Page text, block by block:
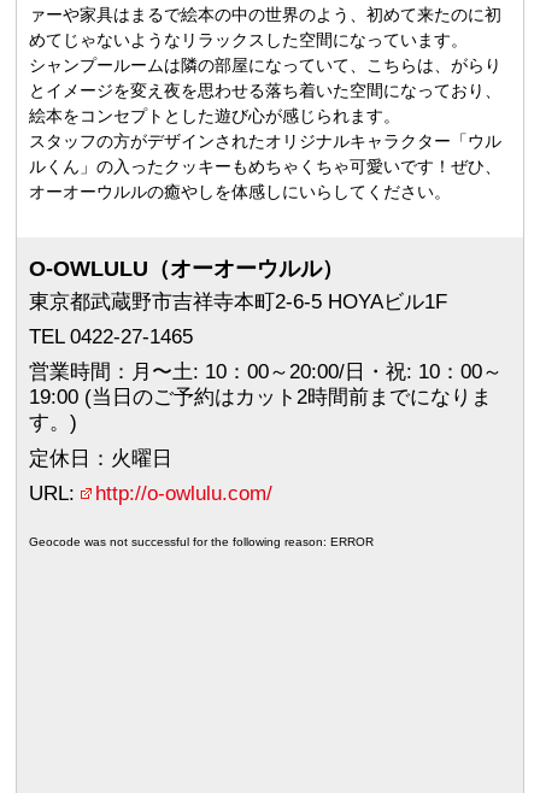
ァーや家具はまるで絵本の中の世界のよう、初めて来たのに初
めてじゃないようなリラックスした空間になっています。
シャンプールームは隣の部屋になっていて、こちらは、がらり
とイメージを変え夜を思わせる落ち着いた空間になっており、
絵本をコンセプトとした遊び心が感じられます。
スタッフの方がデザインされたオリジナルキャラクター「ウル
ルくん」の入ったクッキーもめちゃくちゃ可愛いです！ぜひ、
オーオーウルルの癒やしを体感しにいらしてください。
O-OWLULU（オーオーウルル）
東京都武蔵野市吉祥寺本町2-6-5 HOYAビル1F
TEL 0422-27-1465
営業時間：月〜土: 10：00～20:00/日・祝: 10：00～
19:00 (当日のご予約はカット2時間前までになりま
す。)
定休日：火曜日
URL:
http://o-owlulu.com/
Geocode was not successful for the following reason: ERROR